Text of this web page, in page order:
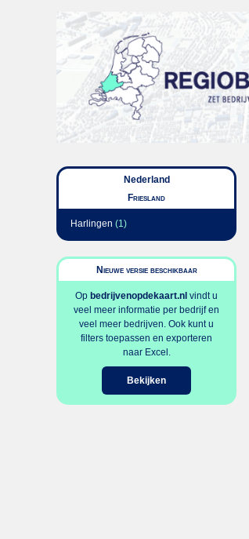
Nederland
Friesland
Harlingen (1)
Nieuwe versie beschikbaar
Op bedrijvenopdekaart.nl vindt u
veel meer informatie per bedrijf en
veel meer bedrijven. Ook kunt u
filters toepassen en exporteren
naar Excel.
Bekijken